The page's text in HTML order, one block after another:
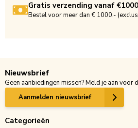
Gratis verzending vanaf
Bestel voor meer dan € 1000,-
Nieuwsbrief
Geen aanbiedingen missen? Meld je aan voor
Aanmelden nieuwsbrief
Categorieën